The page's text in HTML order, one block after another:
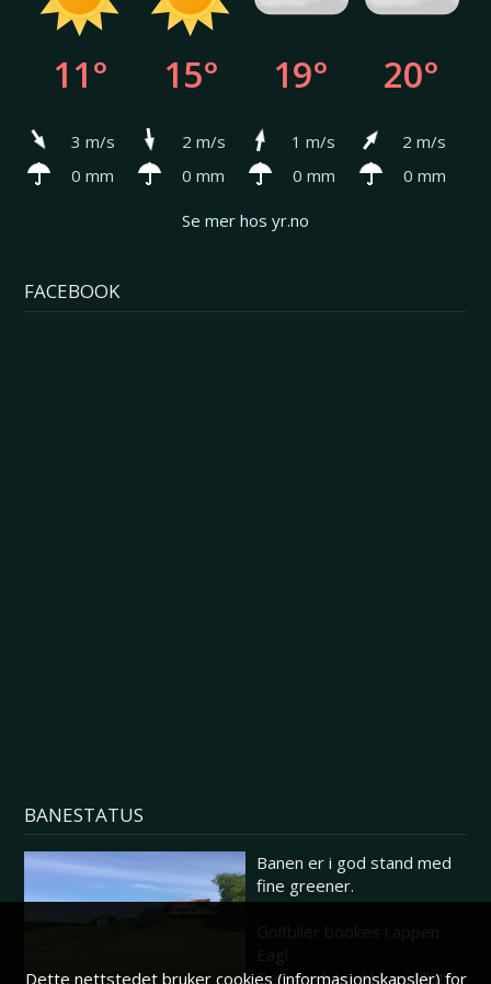
11°
3 m/s
0 mm
15°
2 m/s
0 mm
19°
1 m/s
0 mm
20°
2 m/s
0 mm
Se mer hos yr.no
FACEBOOK
BANESTATUS
Banen er i god stand med
fine greener.
Dersom biler ikke er tillatt
Dette nettstedet bruker cookies (informasjonskapsler) for